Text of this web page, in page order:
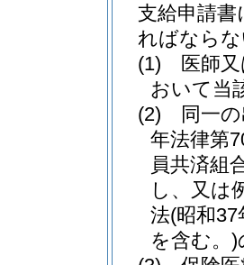
支給申請
ればなら
(1)
医師
おいて当
(2)
同一
年法律第
員共済組
し、又は
法(昭和37
を含む。)